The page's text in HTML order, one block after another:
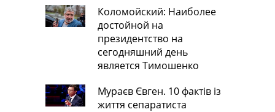
Коломойский: Наиболее
достойной на
президентство на
сегодняшний день
является Тимошенко
Мураєв Євген. 10 фактів із
життя сепаратиста